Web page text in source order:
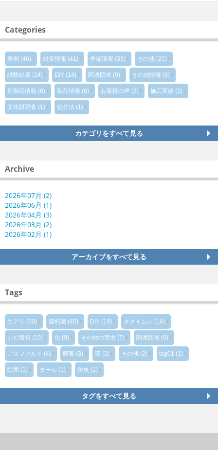
Categories
事例 (46) 対策情報 (41) 季節情報 (33) その他 (25)
試験結果 (24) DIY (14) 関連団体 (9) その他情報 (9)
新製品情報 (8) 製品情報 (8) お客様の声 (3) 施工実績 (2)
文化財調査 (1) 処分法 (1)
カテゴリをすべて見る
Archive
2026年07月 (2)
2026年06月 (1)
2026年04月 (3)
2026年03月 (2)
2026年02月 (1)
アーカイブをすべて見る
Tags
白アリ (50) 腐朽菌 (45) DIY (19) キクイムシ (14)
カビ情報 (10) 虫 (9) その他の害虫 (7) 関連団体 (6)
アスファルト (4) 顧客 (3) 藻 (2) その他 (2) tag01 (1)
除菌 (1) タール (1) 防炎 (1)
タグをすべて見る